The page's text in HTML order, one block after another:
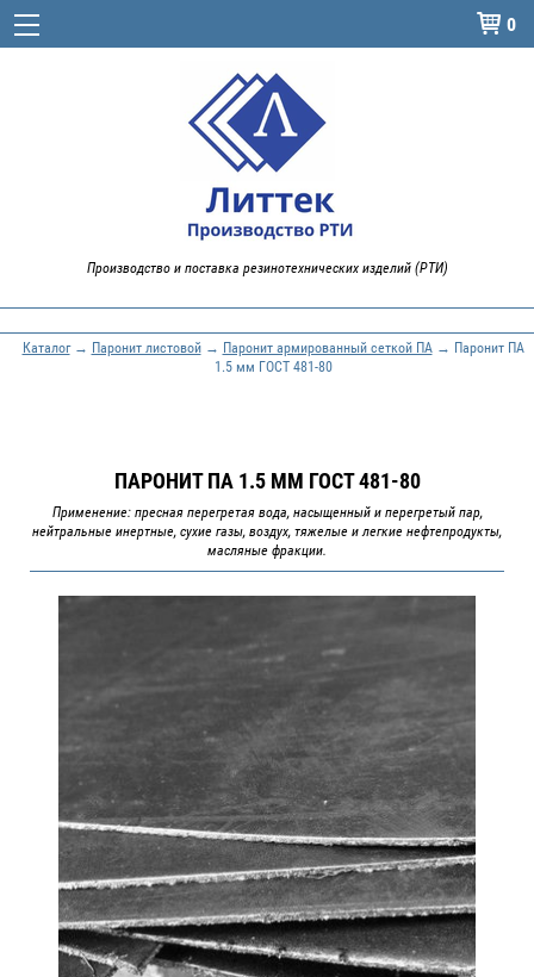
 0
Производство и поставка резинотехнических изделий (РТИ)
Каталог→ Паронит листовой→ Паронит армированный сеткой ПА→ Паронит ПА
1.5 мм ГОСТ 481-80
ПАРОНИТ ПА 1.5 ММ ГОСТ 481-80
Применение: пресная перегретая вода, насыщенный и перегретый пар,
нейтральные инертные, сухие газы, воздух, тяжелые и легкие нефтепродукты,
масляные фракции.